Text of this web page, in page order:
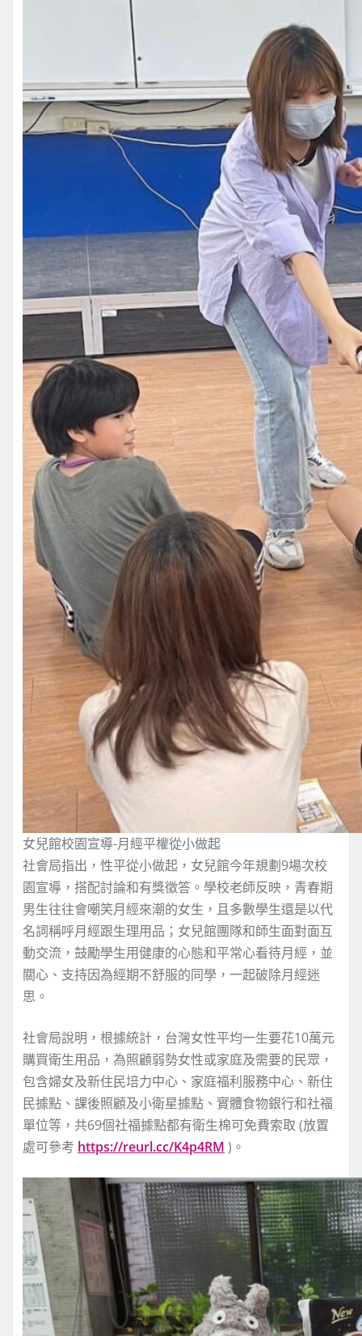
女兒館校園宣導-月經平權從小做起
社會局指出，性平從小做起，女兒館今年規劃9場次校
園宣導，搭配討論和有獎徵答。學校老師反映，青春期
男生往往會嘲笑月經來潮的女生，且多數學生還是以代
名詞稱呼月經跟生理用品；女兒館團隊和師生面對面互
動交流，鼓勵學生用健康的心態和平常心看待月經，並
關心、支持因為經期不舒服的同學，一起破除月經迷
思。
社會局說明，根據統計，台灣女性平均一生要花10萬元
購買衛生用品，為照顧弱勢女性或家庭及需要的民眾，
包含婦女及新住民培力中心、家庭福利服務中心、新住
民據點、課後照顧及小衛星據點、實體食物銀行和社福
單位等，共69個社福據點都有衛生棉可免費索取 (放置
處可參考 https://reurl.cc/K4p4RM )。